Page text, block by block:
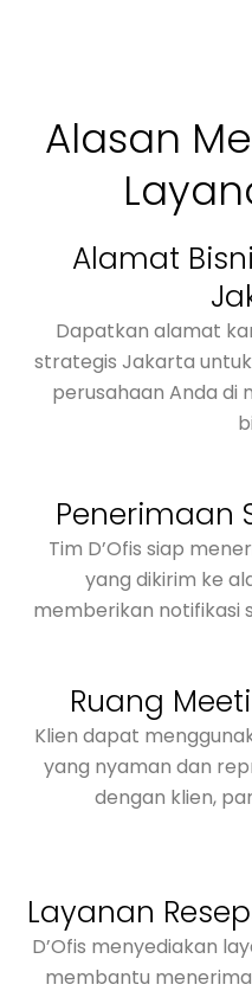
Alasan
Alamat
Dapatkan alamat
strategis Jakarta
perusahaan Anda di
Penerimaan
Tim D’Ofis siap
yang dikirim ke
memberikan notifikasi
Ruang
Klien dapat
yang nyaman dan
dengan klien,
Layanan
D’Ofis menyediakan
membantu